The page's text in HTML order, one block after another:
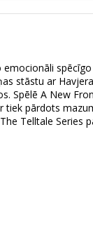
stāstu ar
Spēlē A New
tiek pārdots
Telltale Series